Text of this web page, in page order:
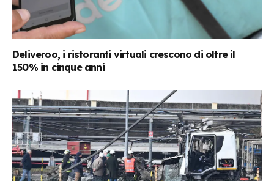
Deliveroo, i ristoranti virtuali crescono di oltre il
150% in cinque anni